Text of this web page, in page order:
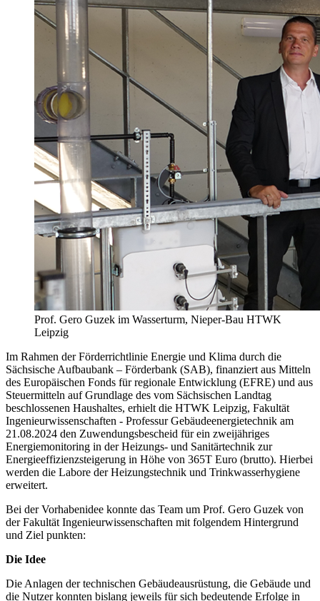
Prof. Gero Guzek im Wasserturm, Nieper-Bau HTWK
Leipzig
Im Rahmen der Förderrichtlinie Energie und Klima durch die
Sächsische Aufbaubank – Förderbank (SAB), finanziert aus Mitteln
des Europäischen Fonds für regionale Entwicklung (EFRE) und aus
Steuermitteln auf Grundlage des vom Sächsischen Landtag
beschlossenen Haushaltes, erhielt die HTWK Leipzig, Fakultät
Ingenieurwissenschaften - Professur Gebäudeenergietechnik am
21.08.2024 den Zuwendungsbescheid für ein zweijähriges
Energiemonitoring in der Heizungs- und Sanitärtechnik zur
Energieeffizienzsteigerung in Höhe von 365T Euro (brutto). Hierbei
werden die Labore der Heizungstechnik und Trinkwasserhygiene
erweitert.
Bei der Vorhabenidee konnte das Team um Prof. Gero Guzek von
der Fakultät Ingenieurwissenschaften mit folgendem Hintergrund
und Ziel punkten:
Die Idee
Die Anlagen der technischen Gebäudeausrüstung, die Gebäude und
die Nutzer konnten bislang jeweils für sich bedeutende Erfolge in